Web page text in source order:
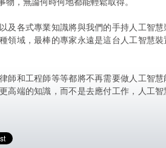
及各式專業知識將與我們的手持人工智
領域，最棒的專家永遠是這台人工智慧
師和工程師等等都將不再需要做人工智
高端的知識，而不是去應付工作，人工